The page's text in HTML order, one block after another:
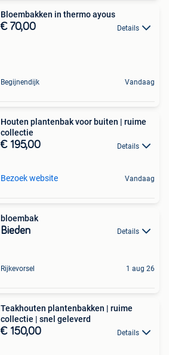
Bloembakken in thermo ayous
€ 70,00 Details
Begijnendijk Vandaag
Houten plantenbak voor buiten | ruime
collectie
€ 195,00 Details
Bezoek website Vandaag
bloembak
Bieden Details
Rijkevorsel 1 aug 26
Teakhouten plantenbakken | ruime
collectie | snel geleverd
€ 150,00 Details